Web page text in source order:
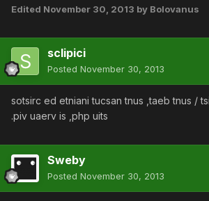
Edited November 30, 2013 by Bolovanus
sclipici
Posted November 30, 2013
sotsirc ed etniani tucsan tnus ,taeb tnus /
.piv uaerv is ,php uits
Sweby
Posted November 30, 2013